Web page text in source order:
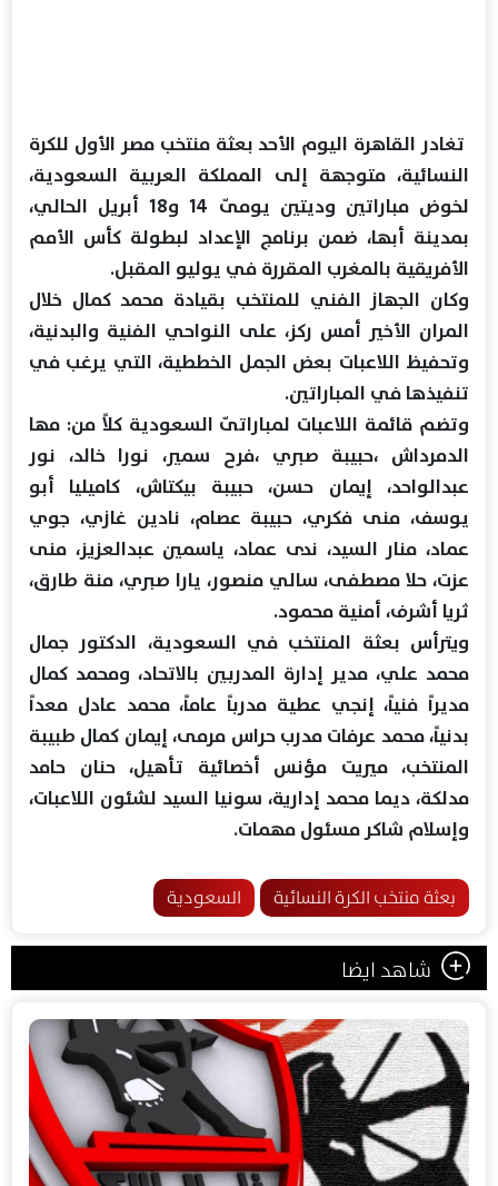
تغادر القاهرة اليوم الأحد بعثة منتخب مصر الأول للكرة
النسائية، متوجهة إلى المملكة العربية السعودية،
لخوض مباراتين وديتين يومىّ 14 و18 أبريل الحالي،
بمدينة أبها، ضمن برنامج الإعداد لبطولة كأس الأمم
الأفريقية بالمغرب المقررة في يوليو المقبل.
وكان الجهاز الفني للمنتخب بقيادة محمد كمال خلال
المران الأخير أمس ركز، على النواحي الفنية والبدنية،
وتحفيظ اللاعبات بعض الجمل الخططية، التي يرغب في
تنفيذها في المباراتين.
وتضم قائمة اللاعبات لمباراتىّ السعودية كلاً من: مها
الدمرداش ،حبيبة صبري ،فرح سمير، نورا خالد، نور
عبدالواحد، إيمان حسن، حبيبة بيكتاش، كاميليا أبو
يوسف، منى فكري، حبيبة عصام، نادين غازي، جوي
عماد، منار السيد، ندى عماد، ياسمين عبدالعزيز، منى
عزت، حلا مصطفى، سالي منصور، يارا صبري، منة طارق،
ثريا أشرف، أمنية محمود.
ويترأس بعثة المنتخب في السعودية، الدكتور جمال
محمد علي، مدير إدارة المدربين بالاتحاد، ومحمد كمال
مديراً فنياً، إنجي عطية مدرباً عاماً، محمد عادل معداً
بدنياً، محمد عرفات مدرب حراس مرمى، إيمان كمال طبيبة
المنتخب، ميريت مؤنس أخصائية تأهيل، حنان حامد
مدلكة، ديما محمد إدارية، سونيا السيد لشئون اللاعبات،
وإسلام شاكر مسئول مهمات.
بعثة منتخب الكرة النسائية السعودية
شاهد ايضا